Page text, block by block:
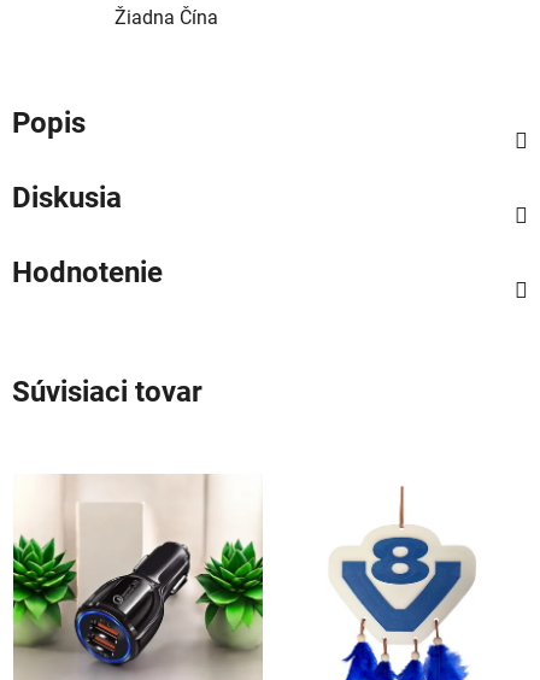
Žiadna Čína
Popis
Diskusia
Hodnotenie
Súvisiaci tovar